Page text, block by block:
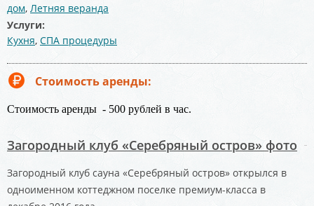
дом, Летняя веранда
Услуги:
Кухня, СПА процедуры
Стоимость аренды:
Стоимость аренды - 500 рублей в час.
Загородный клуб «Серебряный остров» фото
Загородный клуб сауна «Серебряный остров» открылся в
одноименном коттеджном поселке премиум-класса в